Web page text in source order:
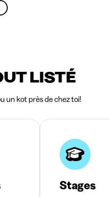
LISTÉ
un kot près de chez toi!
Stages